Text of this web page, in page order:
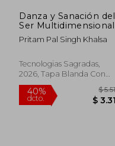
Danza y Sanación del
Ser Multidimensional
Pritam Pal Singh Khalsa
Tecnologias Sagradas,
2026, Tapa Blanda Con
Sobrecubierta, Nuevo